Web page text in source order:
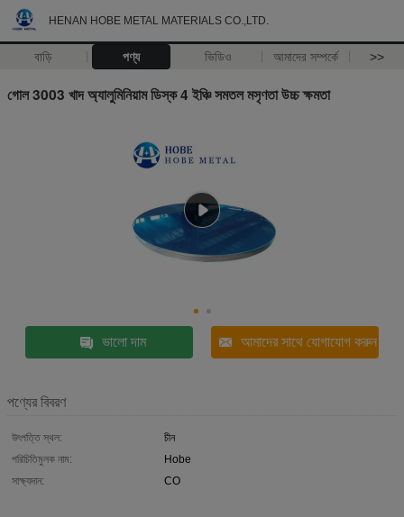
HENAN HOBE METAL MATERIALS CO.,LTD.
বাড়ি পণ্য ভিডিও আমাদের সম্পর্কে >>
গোল 3003 খাদ অ্যালুমিনিয়াম ডিস্ক 4 ইঞ্চি সমতল মসৃণতা উচ্চ ক্ষমতা
ভালো দাম আমাদের সাথে যোগাযোগ করুন
পণ্যের বিবরণ
উৎপত্তি স্থল:
চীন
পরিচিতিমুলক নাম:
Hobe
সাক্ষ্যদান:
CO